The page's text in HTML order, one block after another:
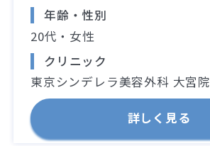
年齢・性別
20代・女性
クリニック
東京シンデレラ美容外科 大宮院
詳しく見る